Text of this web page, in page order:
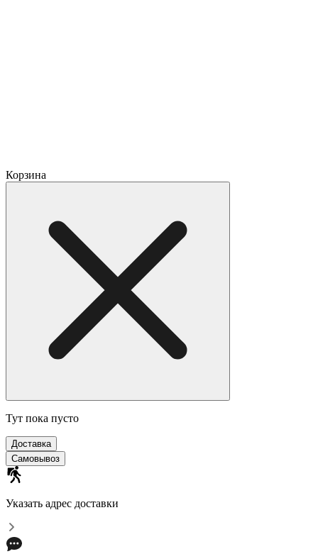
Корзина
Тут пока пусто
Доставка
Cамовывоз
Указать адрес доставки